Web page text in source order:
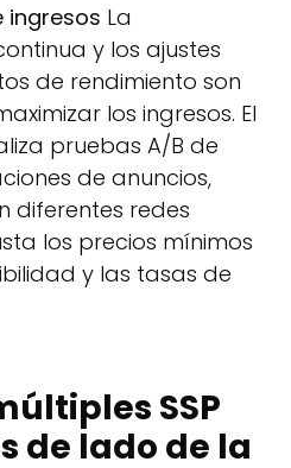
ingresos La
y los ajustes
de rendimiento son
los ingresos. El
pruebas A/B de
de anuncios,
diferentes redes
los precios mínimos
y las tasas de
SSP
de lado de la